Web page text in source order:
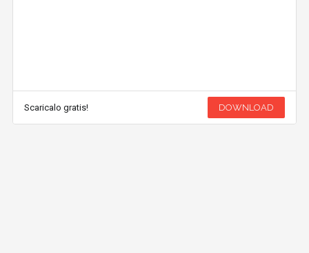
Scaricalo gratis! DOWNLOAD